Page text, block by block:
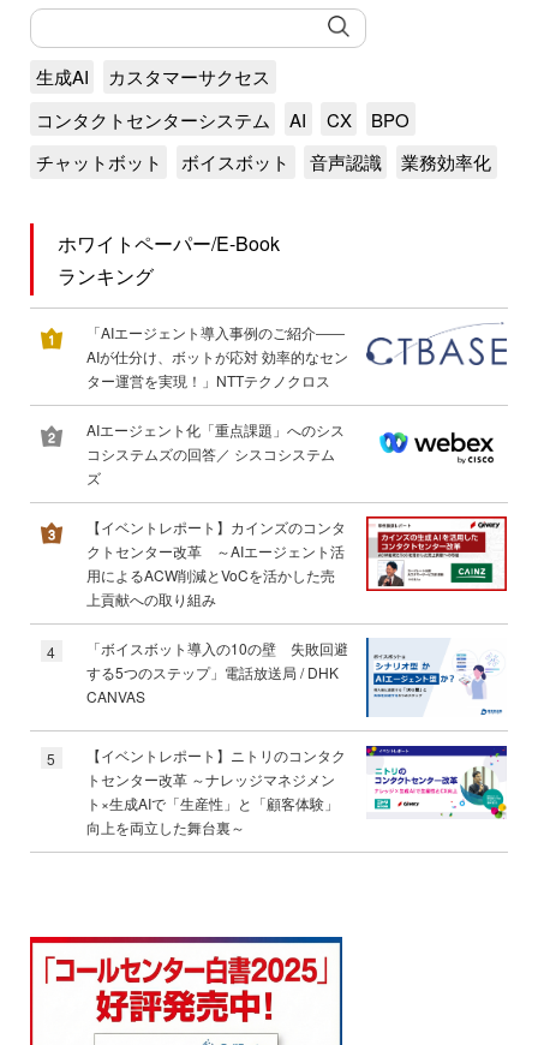
生成AI
カスタマーサクセス
コンタクトセンターシステム
AI CX
BPO
チャットボット
ボイスボット 音声認識 業務効率化
ホワイトペーパー/E-Book
ランキング
「AIエージェント導入事例のご紹介――
AIが仕分け、ボットが応対 効率的なセン
ター運営を実現！」NTTテクノクロス
AIエージェント化「重点課題」へのシス
コシステムズの回答／ シスコシステム
ズ
【イベントレポート】カインズのコンタ
クトセンター改革 ～AIエージェント活
用によるACW削減とVoCを活かした売
上貢献への取り組み
4
「ボイスボット導入の10の壁 失敗回避
する5つのステップ」電話放送局 / DHK
CANVAS
5
【イベントレポート】ニトリのコンタク
トセンター改革 ～ナレッジマネジメン
ト×生成AIで「生産性」と「顧客体験」
向上を両立した舞台裏～